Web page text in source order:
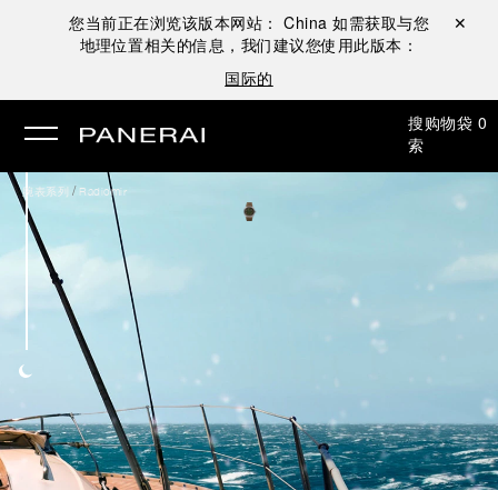
您当前正在浏览该版本网站： China 如需获取与您
地理位置相关的信息，我们建议您使用此版本：
国际的
关闭 ✕
搜
索
购物袋 0
腕表系列 / Radiomir